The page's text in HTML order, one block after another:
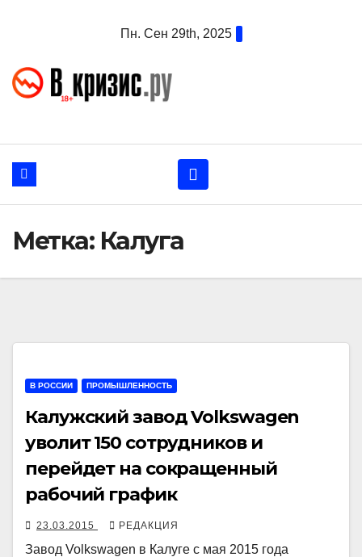
Пн. Сен 29th, 2025
Метка: Калуга
В РОССИИ ПРОМЫШЛЕННОСТЬ
Калужский завод Volkswagen
уволит 150 сотрудников и
перейдет на сокращенный
рабочий график
23.03.2015 РЕДАКЦИЯ
Завод Volkswagen в Калуге с мая 2015 года